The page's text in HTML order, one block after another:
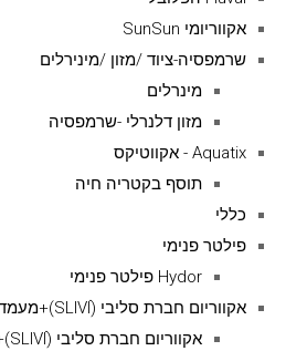
אקווריומי SunSun
שרמפסיה-ציוד /מזון /מינירלים
מינרלים
מזון דלנרלי -שרמפסיה
Aquatix - אקווטיקס
תוסף בקטריה חיה
כללי
פילטר פנימי
Hydor פילטר פנימי
אקווריום חברת סליבי (SLIVIׂׂ)+מעמד
אקווריום חברת סליבי (SLIVIׂׂ)+מעמד